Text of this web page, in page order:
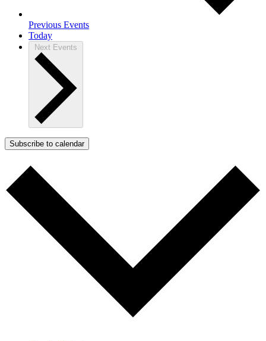
Previous Events
Today
Next Events
Subscribe to calendar